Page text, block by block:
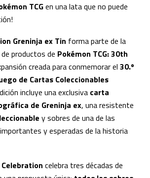
TCGen una lata que no puede
Greninja ex Tin forma parte de la
productos de Pokémon TCG: 30th
creada para conmemorar el 30.º
de Cartas Coleccionables
incluye una exclusiva carta
de Greninja ex, una resistente
y sobres de una de las
y esperadas de la historia
celebra tres décadas de